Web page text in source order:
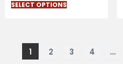
SELECT OPTIONS
1 2 3 4 …